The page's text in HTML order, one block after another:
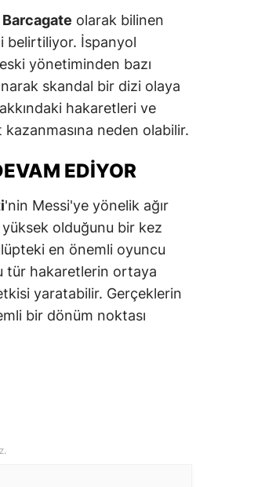
Barcagate olarak bilinen
belirtiliyor. İspanyol
yönetiminden bazı
skandal bir dizi olaya
hakaretleri ve
neden olabilir.
EDIYOR
'nin Messi'ye yönelik ağır
olduğunu bir kez
en önemli oyuncu
tür hakaretlerin ortaya
yaratabilir. Gerçeklerin
bir dönüm noktası